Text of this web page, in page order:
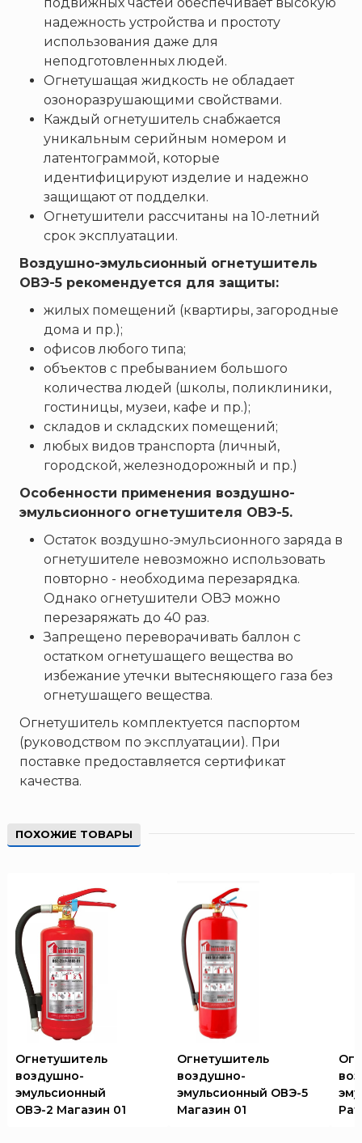
надежность устройства и простоту
использования даже для
неподготовленных людей.
Огнетушащая жидкость не обладает
озоноразрушающими свойствами.
Каждый огнетушитель снабжается
уникальным серийным номером и
латентограммой, которые
идентифицируют изделие и надежно
защищают от подделки.
Огнетушители рассчитаны на 10-летний
срок эксплуатации.
Воздушно-эмульсионный огнетушитель
ОВЭ-5 рекомендуется для защиты:
жилых помещений (квартиры, загородные
дома и пр.);
офисов любого типа;
объектов с пребыванием большого
количества людей (школы, поликлиники,
гостиницы, музеи, кафе и пр.);
складов и складских помещений;
любых видов транспорта (личный,
городской, железнодорожный и пр.)
Особенности применения воздушно-
эмульсионного огнетушителя ОВЭ-5.
Остаток воздушно-эмульсионного заряда в
огнетушителе невозможно использовать
повторно - необходима перезарядка.
Однако огнетушители ОВЭ можно
перезаряжать до 40 раз.
Запрещено переворачивать баллон с
остатком огнетушащего вещества во
избежание утечки вытесняющего газа без
огнетушащего вещества.
Огнетушитель комплектуется паспортом
(руководством по эксплуатации). При
поставке предоставляется сертификат
качества.
ПОХОЖИЕ ТОВАРЫ
Огнетушитель
воздушно-
эмульсионный
ОВЭ-2 Магазин 01
Огнетушитель
воздушно-
эмульсионный ОВЭ-5
Магазин 01